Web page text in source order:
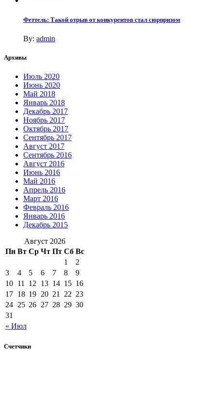
Феттель: Такой отрыв от конкурентов стал сюрпризом
By: admin
Архивы
Июль 2020
Июнь 2020
Май 2018
Январь 2018
Декабрь 2017
Ноябрь 2017
Октябрь 2017
Сентябрь 2017
Август 2017
Сентябрь 2016
Август 2016
Июнь 2016
Май 2016
Апрель 2016
Март 2016
Февраль 2016
Январь 2016
Декабрь 2015
Август 2026
Пн Вт Ср Чт Пт Сб Вс
« Июл
1
2
3
4 5 6 7 8
9
10 11 12 13 14 15 16
17 18 19 20 21 22 23
24 25 26 27 28 29 30
31
Счетчики